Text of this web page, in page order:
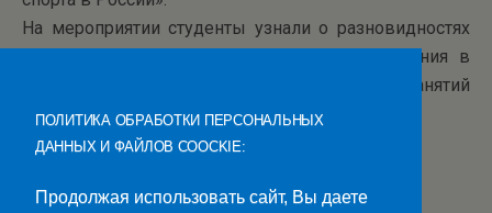
На мероприятии студенты узнали о разновидностях
зимних видов спорта, об истории их появления в
России. Обучающиеся поделились опытом занятий
зимними видами спорта.
ПОЛИТИКА ОБРАБОТКИ ПЕРСОНАЛЬНЫХ
ДАННЫХ И ФАЙЛОВ COOCKIE:
Продолжая использовать сайт, Вы даете